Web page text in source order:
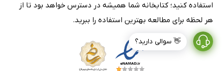
👋 سوالی دارید؟
استفاده کنید؛ کتابخانه شما همیشه در دسترس خواهد بود تا از
هر لحظه برای مطالعه بهترین استفاده را ببرید.